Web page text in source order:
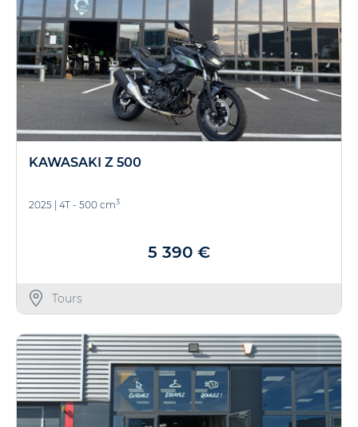
KAWASAKI Z 500
2025 4T - 500 cm3
5 390 €
Tours